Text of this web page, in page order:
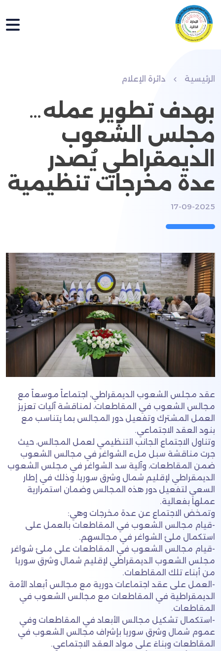
الرئيسية دائرة الإعلام
بهدف تطوير عمله…
مجلس الشعوب
الديمقراطي يُصدر
عدة مخرجات تنظيمية
17-09-2025
عقد مجلس الشعوب الديمقراطي، اجتماعاً موسعاً مع
مجالس الشعوب في المقاطعات، لمناقشة آليات تعزيز
العمل المشترك وتفعيل دور المجالس بما يتناسب مع
بنود العقد الاجتماعي.
وتناول الاجتماع الجانب التنظيمي لعمل المجالس، حيث
جرت مناقشة سبل ملء الشواغر في مجالس الشعوب
ضمن المقاطعات، وآلية سد الشواغر في مجلس الشعوب
الديمقراطي لإقليم شمال وشرق سوريا، وذلك في إطار
السعي لتفعيل دور هذه المجالس وضمان استمرارية
عملها بفعالية.
وتمخض الاجتماع عن عدة مخرجات وهي:
-قيام مجالس الشعوب في المقاطعات بالعمل على
استكمال ملئ الشواغر في مجالسهم.
-قيام مجالس الشعوب في المقاطعات على ملئ شواغر
مجلس الشعوب الديمقراطي لإقليم شمال وشرق سوريا
من أبناء تلك المقاطعات.
-العمل على عقد اجتماعات دورية مع مجالس أبعاد الأمة
الديمقراطية في المقاطعات مع مجالس الشعوب في
المقاطعات.
-استكمال تشكيل مجالس الأبعاد في المقاطعات وفي
عموم شمال وشرق سوريا بإشراف مجالس الشعوب في
المقاطعات وبناءَ على مواد العقد الاجتماعي.